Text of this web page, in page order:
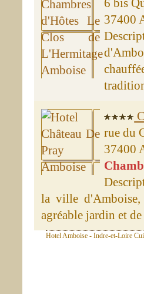
6 bis
37400
rue du
37400
la ville d'Amboise,
agréable jardin et
Hotel Amboise - Indre-et-Loire